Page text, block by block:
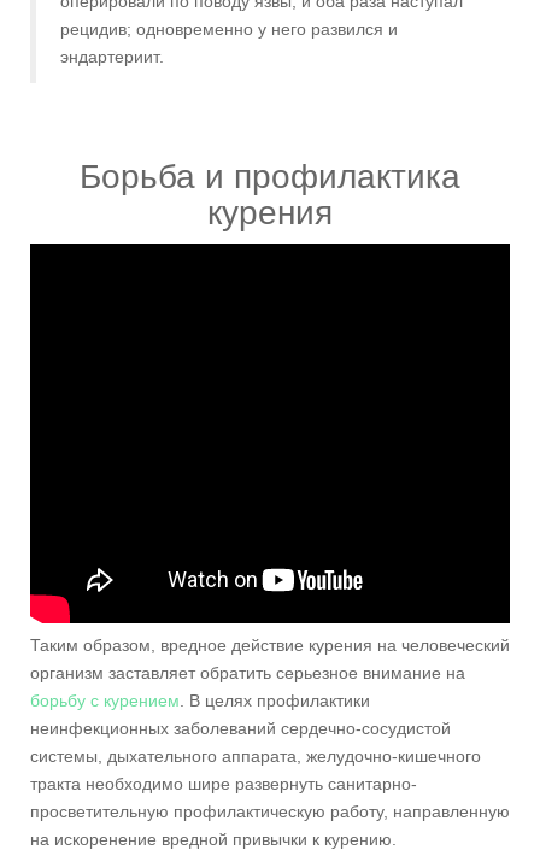
рецидив; одновременно у него развился и
эндартериит.
Борьба и профилактика
курения
Таким образом, вредное действие курения на человеческий
организм заставляет обратить серьезное внимание на
борьбу с курением . В целях профилактики
неинфекционных заболеваний сердечно-сосудистой
системы, дыхательного аппарата, желудочно-кишечного
тракта необходимо шире развернуть санитарно-
просветительную профилактическую работу, направленную
на искоренение вредной привычки к курению.